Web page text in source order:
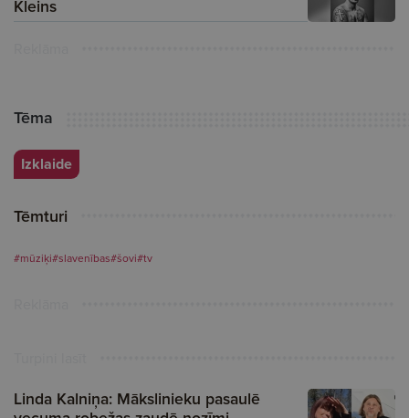
Kleins
Tēma
Izklaide
Tēmturi
#mūziķi#slavenības#šovi#tv
Linda Kalniņa: Mākslinieku pasaulē